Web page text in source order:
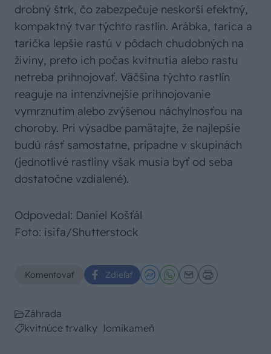
drobný štrk, čo zabezpečuje neskorší efektný,
kompaktný tvar týchto rastlín. Arábka, tarica a
tarička lepšie rastú v pôdach chudobných na
živiny, preto ich počas kvitnutia alebo rastu
netreba prihnojovať. Väčšina týchto rastlín
reaguje na intenzívnejšie prihnojovanie
vymrznutím alebo zvýšenou náchylnosťou na
choroby. Pri výsadbe pamätajte, že najlepšie
budú rásť samostatne, prípadne v skupinách
(jednotlivé rastliny však musia byť od seba
dostatočne vzdialené).
Odpovedal: Daniel Košťál
Foto: isifa/Shutterstock
Komentovať Zdieľať
Záhrada
kvitnúce trvalky lomikameň